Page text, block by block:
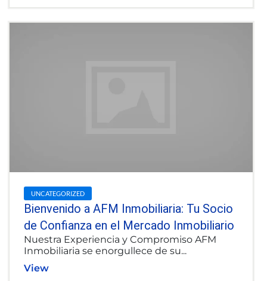
UNCATEGORIZED
Bienvenido a AFM Inmobiliaria: Tu Socio
de Confianza en el Mercado Inmobiliario
Nuestra Experiencia y Compromiso AFM
Inmobiliaria se enorgullece de su...
View